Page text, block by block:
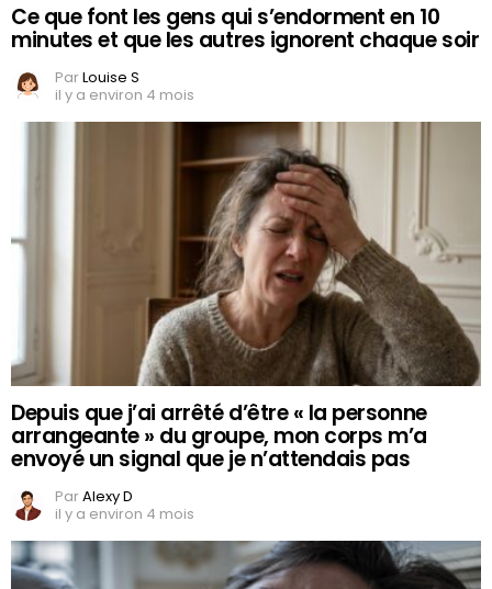
Ce que font les gens qui s’endorment en 10
minutes et que les autres ignorent chaque soir
ParLouise S
il y a environ 4 mois
Depuis que j’ai arrêté d’être « la personne
arrangeante » du groupe, mon corps m’a
envoyé un signal que je n’attendais pas
ParAlexy D
il y a environ 4 mois